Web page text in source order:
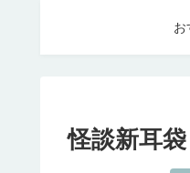
お
怪談新耳袋